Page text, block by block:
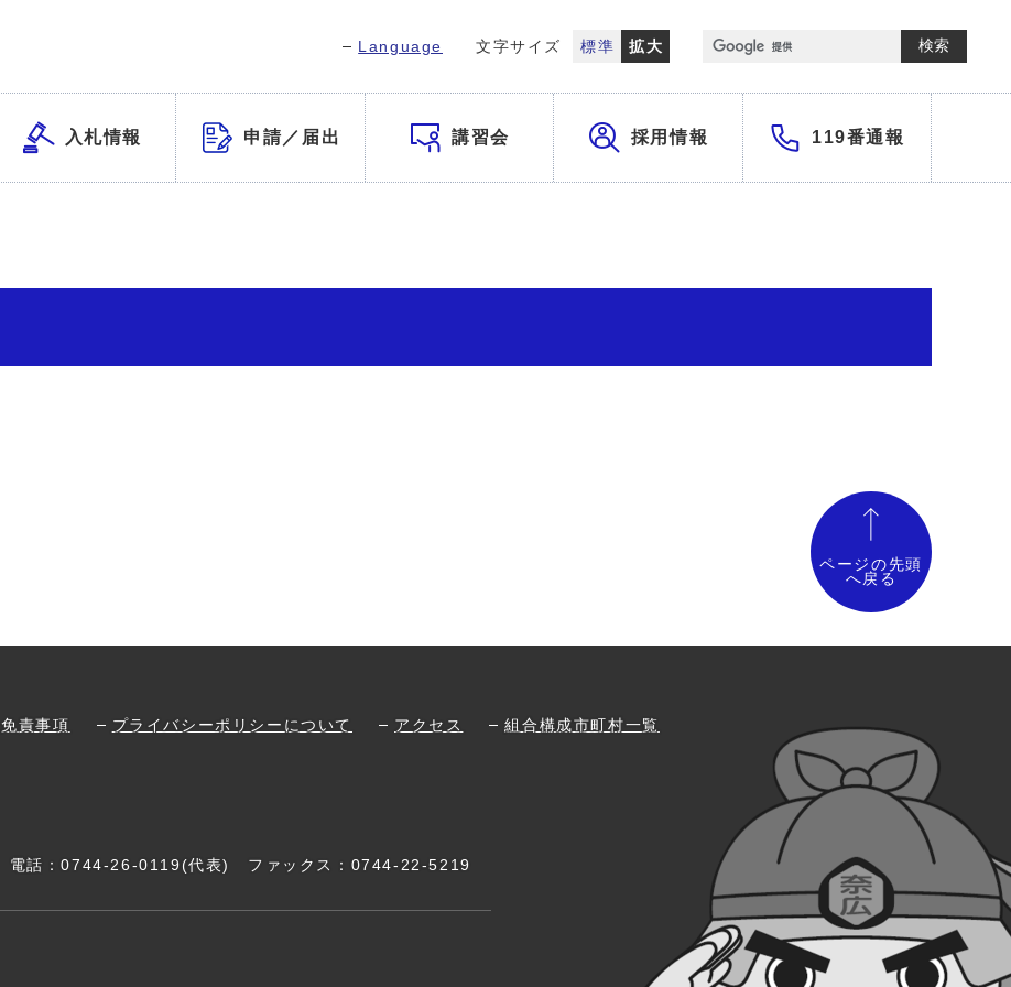
Language 文字サイズ 標準 拡大 検索
入札情報 申請／届出 講習会 採用情報 119番通報
ページの先頭
へ戻る
免責事項 プライバシーポリシーについて アクセス 組合構成市町村一覧
電話：0744-26-0119 (代表) ファックス：0744-22-5219